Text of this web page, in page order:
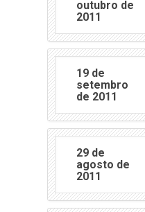
outubro de
2011
19 de
setembro
de 2011
29 de
agosto de
2011